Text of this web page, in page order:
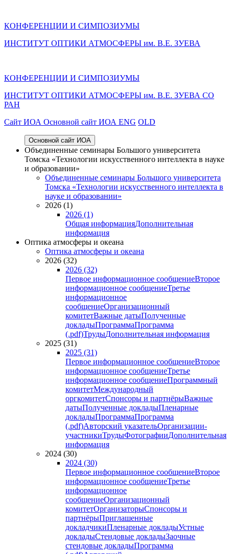
КОНФЕРЕНЦИИ И СИМПОЗИУМЫ
ИНСТИТУТ ОПТИКИ АТМОСФЕРЫ им. В.Е. ЗУЕВА
КОНФЕРЕНЦИИ И СИМПОЗИУМЫ
ИНСТИТУТ ОПТИКИ АТМОСФЕРЫ им. В.Е. ЗУЕВА СО
РАН
Cайт ИОА Основной сайт ИОА ENG OLD
Основной сайт ИОА
Объединенные семинары Большого университета
Томска «Технологии искусственного интеллекта в науке
и образовании»
Объединенные семинары Большого университета
Томска «Технологии искусственного интеллекта в
науке и образовании»
2026 (1)
2026 (1)
Общая информацияДополнительная
информация
Оптика атмосферы и океана
Оптика атмосферы и океана
2026 (32)
2026 (32)
Первое информационное сообщениеВторое
информационное сообщениеТретье
информационное
сообщениеОрганизационный
комитетВажные датыПолученные
докладыПрограммаПрограмма
(.pdf)ТрудыДополнительная информация
2025 (31)
2025 (31)
Первое информационное сообщениеВторое
информационное сообщениеТретье
информационное сообщениеПрограммный
комитетМеждународный
оргкомитетСпонсоры и партнёрыВажные
датыПолученные докладыПленарные
докладыПрограммаПрограмма
(.pdf)Авторский указательОрганизации-
участникиТрудыФотографииДополнительная
информация
2024 (30)
2024 (30)
Первое информационное сообщениеВторое
информационное сообщениеТретье
информационное
сообщениеОрганизационный
комитетОрганизаторыСпонсоры и
партнёрыПриглашенные
докладчикиПленарные докладыУстные
докладыСтендовые докладыЗаочные
стендовые докладыПрограмма